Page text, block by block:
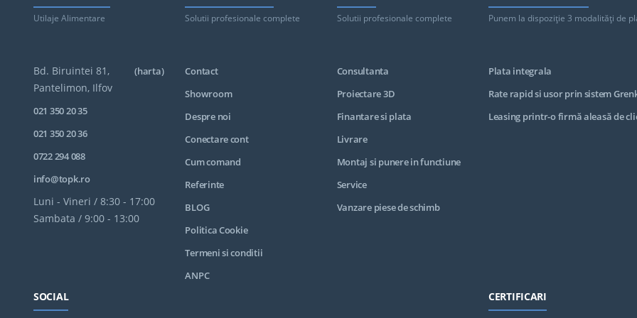
Utilaje Alimentare
Bd. Biruintei 81,
Pantelimon, Ilfov
(harta)
021 350 20 35
021 350 20 36
0722 294 088
info@topk.ro
Luni - Vineri / 8:30 - 17:00
Sambata / 9:00 - 13:00
Solutii profesionale complete
Contact
Showroom
Despre noi
Conectare cont
Cum comand
Referinte
BLOG
Politica Cookie
Termeni si conditii
ANPC
Solutii profesionale complete
Consultanta
Proiectare 3D
Finantare si plata
Livrare
Montaj si punere in functiune
Service
Vanzare piese de schimb
Punem la dispoziţie 3 modalităţi de
Plata integrala
Rate rapid si usor prin sistem
Leasing printr-o firmă aleasă de
SOCIAL CERTIFICARI